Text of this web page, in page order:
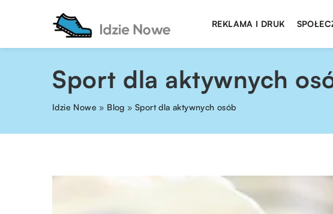
REKLAMA I DRUK
Sport dla aktywnych
Idzie Nowe » Blog »Sport dla aktywnych osób